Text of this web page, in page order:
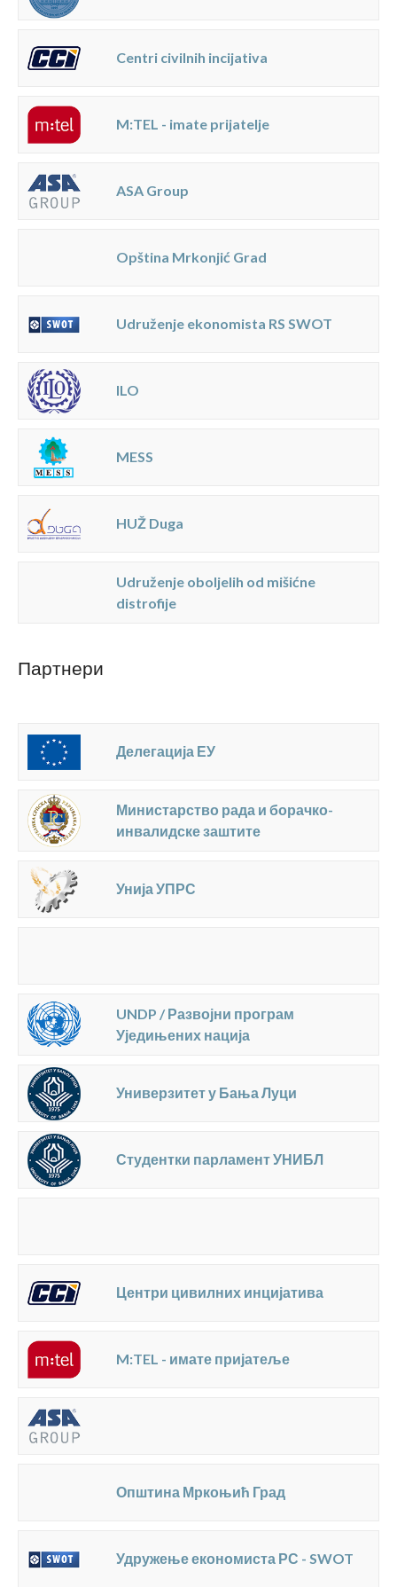
Centri civilnih incijativa
M:TEL - imate prijatelje
ASA Group
Opština Mrkonjić Grad
Udruženje ekonomista RS SWOT
ILO
MESS
HUŽ Duga
Udruženje oboljelih od mišićne
distrofije
Партнери
Делегација ЕУ
Министарство рада и борачко-
инвалидске заштите
Унија УПРС
UNDP / Развојни програм
Уједињених нација
Универзитет у Бања Луци
Студентки парламент УНИБЛ
Центри цивилних инцијатива
M:TEL - имате пријатеље
Општина Мркоњић Град
Удружење економиста РС - SWOT